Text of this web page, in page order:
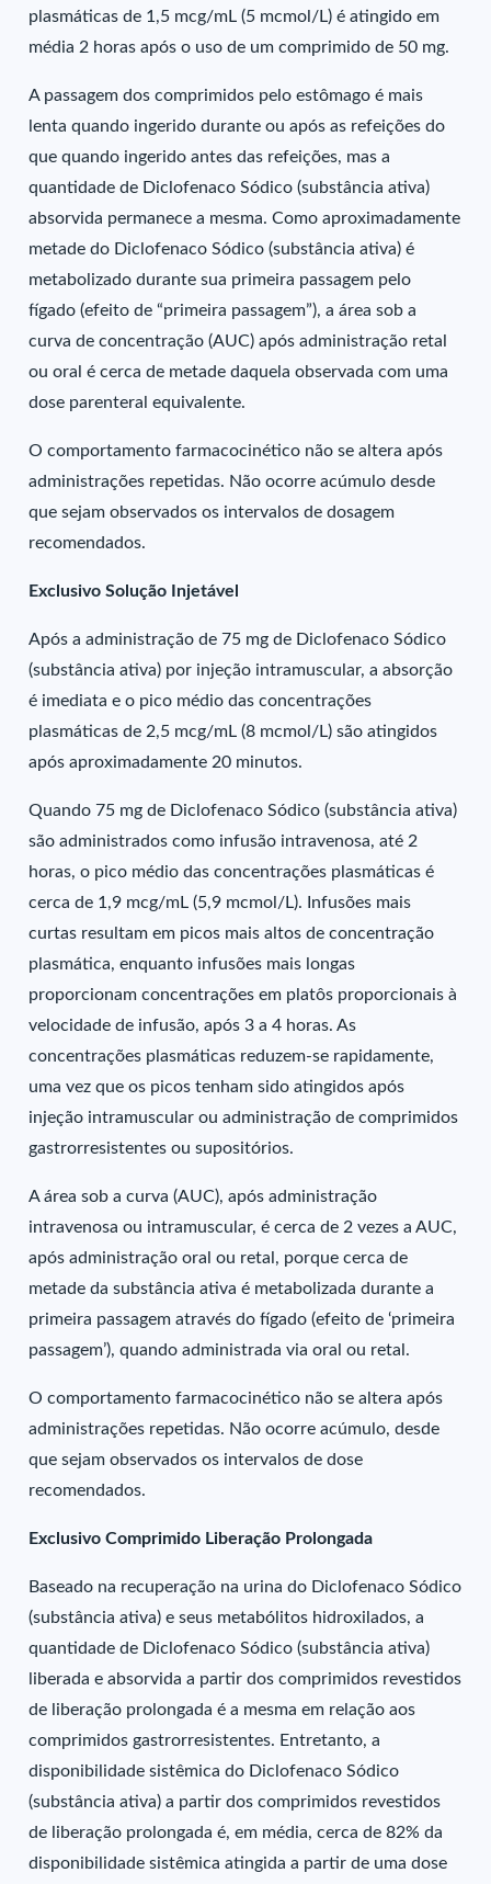
plasmáticas de 1,5 mcg/mL (5 mcmol/L) é atingido em
média 2 horas após o uso de um comprimido de 50 mg.
A passagem dos comprimidos pelo estômago é mais
lenta quando ingerido durante ou após as refeições do
que quando ingerido antes das refeições, mas a
quantidade de Diclofenaco Sódico (substância ativa)
absorvida permanece a mesma. Como aproximadamente
metade do Diclofenaco Sódico (substância ativa) é
metabolizado durante sua primeira passagem pelo
fígado (efeito de “primeira passagem”), a área sob a
curva de concentração (AUC) após administração retal
ou oral é cerca de metade daquela observada com uma
dose parenteral equivalente.
O comportamento farmacocinético não se altera após
administrações repetidas. Não ocorre acúmulo desde
que sejam observados os intervalos de dosagem
recomendados.
Exclusivo Solução Injetável
Após a administração de 75 mg de Diclofenaco Sódico
(substância ativa) por injeção intramuscular, a absorção
é imediata e o pico médio das concentrações
plasmáticas de 2,5 mcg/mL (8 mcmol/L) são atingidos
após aproximadamente 20 minutos.
Quando 75 mg de Diclofenaco Sódico (substância ativa)
são administrados como infusão intravenosa, até 2
horas, o pico médio das concentrações plasmáticas é
cerca de 1,9 mcg/mL (5,9 mcmol/L). Infusões mais
curtas resultam em picos mais altos de concentração
plasmática, enquanto infusões mais longas
proporcionam concentrações em platôs proporcionais à
velocidade de infusão, após 3 a 4 horas. As
concentrações plasmáticas reduzem-se rapidamente,
uma vez que os picos tenham sido atingidos após
injeção intramuscular ou administração de comprimidos
gastrorresistentes ou supositórios.
A área sob a curva (AUC), após administração
intravenosa ou intramuscular, é cerca de 2 vezes a AUC,
após administração oral ou retal, porque cerca de
metade da substância ativa é metabolizada durante a
primeira passagem através do fígado (efeito de ‘primeira
passagem’), quando administrada via oral ou retal.
O comportamento farmacocinético não se altera após
administrações repetidas. Não ocorre acúmulo, desde
que sejam observados os intervalos de dose
recomendados.
Exclusivo Comprimido Liberação Prolongada
Baseado na recuperação na urina do Diclofenaco Sódico
(substância ativa) e seus metabólitos hidroxilados, a
quantidade de Diclofenaco Sódico (substância ativa)
liberada e absorvida a partir dos comprimidos revestidos
de liberação prolongada é a mesma em relação aos
comprimidos gastrorresistentes. Entretanto, a
disponibilidade sistêmica do Diclofenaco Sódico
(substância ativa) a partir dos comprimidos revestidos
de liberação prolongada é, em média, cerca de 82% da
disponibilidade sistêmica atingida a partir de uma dose